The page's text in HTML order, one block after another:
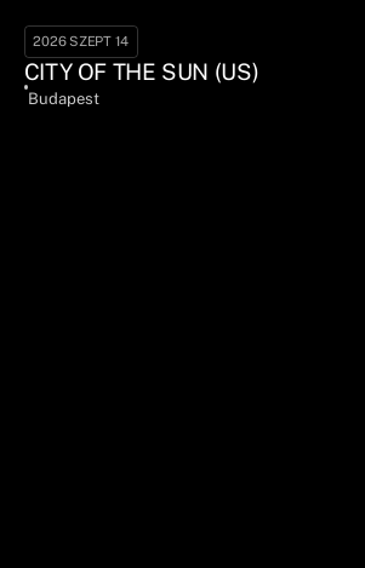
2026 SZEPT 14
CITY OF THE SUN (US)
Budapest